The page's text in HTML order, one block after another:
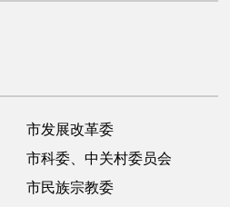
十六区概览
图说北京
市发展改革委
市科委、中关村委员会
市民族宗教委